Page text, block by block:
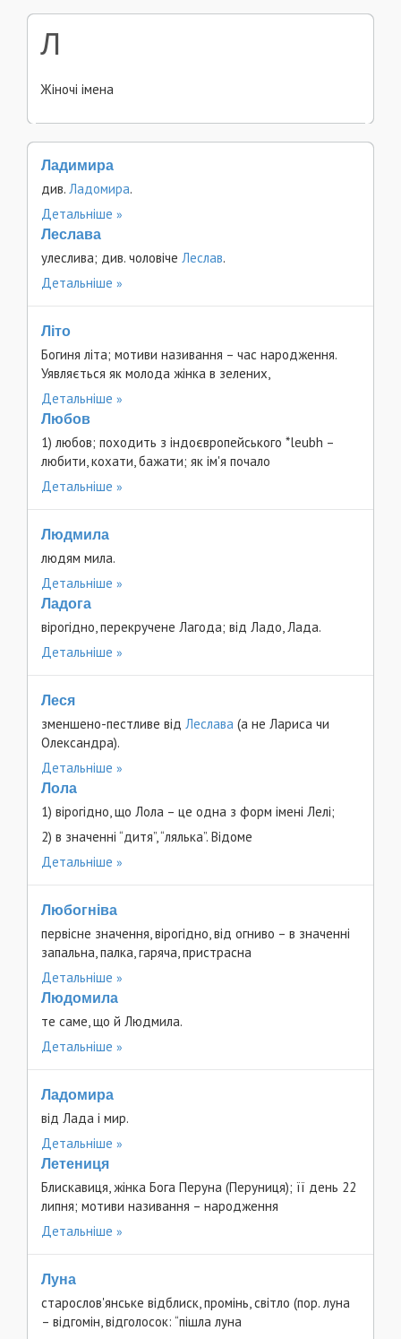
Л
Жіночі імена
Ладимира
див. Ладомира.
Детальніше
Леслава
улеслива; див. чоловіче Леслав.
Детальніше
Літо
Богиня літа; мотиви називання – час народження.
Уявляється як молода жінка в зелених,
Детальніше
Любов
1) любов; походить з індоєвропейського *leubh –
любити, кохати, бажати; як ім'я почало
Детальніше
Людмила
людям мила.
Детальніше
Ладога
вірогідно, перекручене Лагода; від Ладо, Лада.
Детальніше
Леся
зменшено-пестливе від Леслава (а не Лариса чи
Олександра).
Детальніше
Лола
1) вірогідно, що Лола – це одна з форм імені Лелі;
2) в значенні “дитя”, “лялька”. Відоме
Детальніше
Любогніва
первісне значення, вірогідно, від огниво – в значенні
запальна, палка, гаряча, пристрасна
Детальніше
Людомила
те саме, що й Людмила.
Детальніше
Ладомира
від Лада і мир.
Детальніше
Летениця
Блискавиця, жінка Бога Перуна (Перуниця); її день 22
липня; мотиви називання – народження
Детальніше
Луна
старослов'янське відблиск, промінь, світло (пор. луна
– відгомін, відголосок: “пішла луна